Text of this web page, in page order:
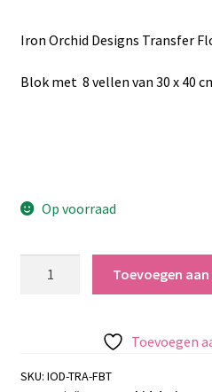
Iron Orchid Designs Transfer
Blok met 8 vellen van 30 x 40
Op voorraad
by
Toevoegen
Toevoegen
SKU: IOD-TRA-FBT